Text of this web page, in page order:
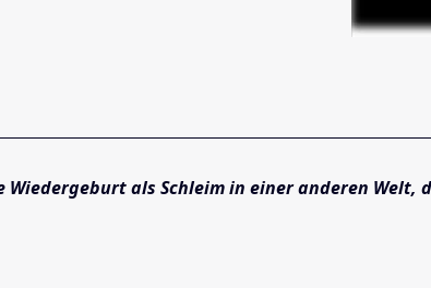
Wiedergeburt als Schleim in einer anderen Welt,